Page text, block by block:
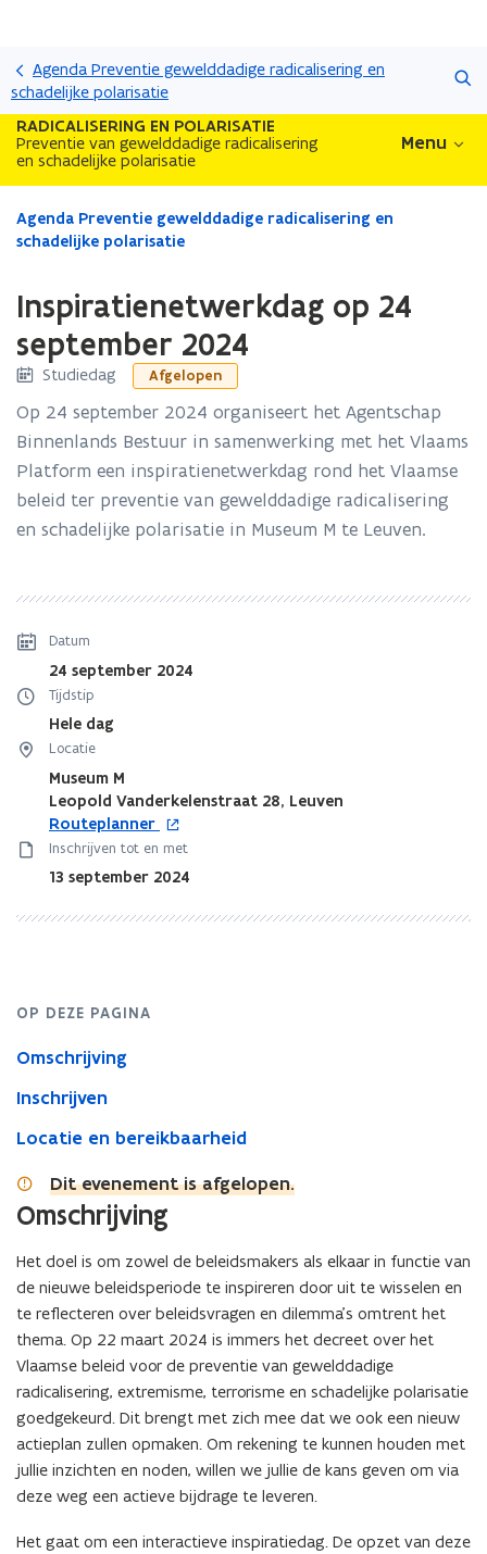
en
de
inhoud
Agenda Preventie gewelddadige radicalisering en
schadelijke polarisatie
RADICALISERING EN POLARISATIE
Preventie van gewelddadige radicalisering
en schadelijke polarisatie
Menu
Gedaan
met
bevindt
op:
Inspiratienetwerkdag
24
september
2024
Agenda Preventie gewelddadige radicalisering en
schadelijke polarisatie
Inspiratienetwerkdag op 24
september 2024
Studiedag Afgelopen
Op 24 september 2024 organiseert het Agentschap
Binnenlands Bestuur in samenwerking met het Vlaams
Platform een inspiratienetwerkdag rond het Vlaamse
beleid ter preventie van gewelddadige radicalisering
en schadelijke polarisatie in Museum M te Leuven.
Datum
24 september 2024
Tijdstip
Hele dag
Locatie
Museum M
Leopold Vanderkelenstraat 28, Leuven
Routeplanner
o
p
e
t
i
u
v
n
t
e
Inschrijven tot en met
13 september 2024
OP DEZE PAGINA
Omschrijving
Inschrijven
Locatie en bereikbaarheid
Dit evenement is afgelopen.
Omschrijving
Het doel is om zowel de beleidsmakers als elkaar in functie van
de nieuwe beleidsperiode te inspireren door uit te wisselen en
te reflecteren over beleidsvragen en dilemma’s omtrent het
thema. Op 22 maart 2024 is immers het decreet over het
Vlaamse beleid voor de preventie van gewelddadige
radicalisering, extremisme, terrorisme en schadelijke polarisatie
goedgekeurd. Dit brengt met zich mee dat we ook een nieuw
actieplan zullen opmaken. Om rekening te kunnen houden met
jullie inzichten en noden, willen we jullie de kans geven om via
deze weg een actieve bijdrage te leveren.
Het gaat om een interactieve inspiratiedag. De opzet van deze